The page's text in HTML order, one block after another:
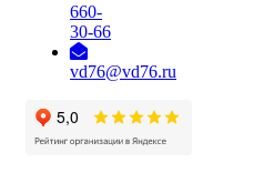
660-
30-66
vd76@vd76.ru